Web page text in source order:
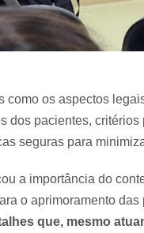
como os aspectos
dos pacientes,
seguras para
a importância do
o aprimoramento das
que, mesmo